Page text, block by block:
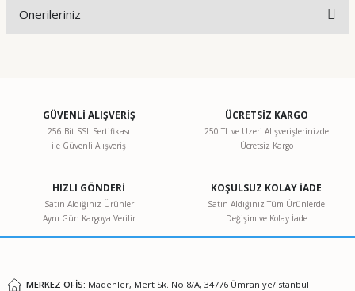
Önerileriniz
Görüş ve önerileriniz için teşekkür ederiz.
Ürün resmi kalitesiz, bozuk veya görüntülenemiyor.
Ürün bilgilerinde hatalar bulunuyor.
Ürün fiyatı diğer sitelerden daha pahalı.
GÜVENLİ ALIŞVERİŞ
256 Bit SSL Sertifikası
ile Güvenli Alışveriş
ÜCRETSİZ KARGO
250 TL ve Üzeri Alışverişlerinizde
Ücretsiz Kargo
HIZLI GÖNDERİ
Satın Aldığınız Ürünler
Aynı Gün Kargoya Verilir
KOŞULSUZ KOLAY İADE
Satın Aldığınız Tüm Ürünlerde
Değişim ve Kolay İade
MERKEZ OFİS: Madenler, Mert Sk. No:8/A, 34776 Ümraniye/İstanbul